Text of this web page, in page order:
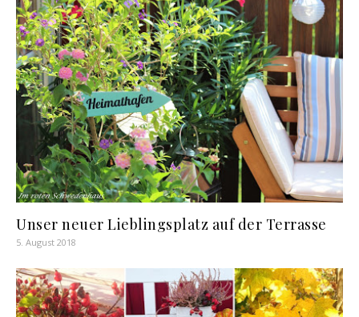
Unser neuer Lieblingsplatz auf der Terrasse
5. August 2018